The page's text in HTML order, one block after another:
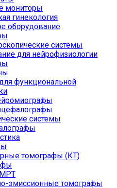
мониторы
гинекология
оборудование
системы
для нейрофизиологии
функциональной
системы
томографы (КТ)
эмиссионные томографы